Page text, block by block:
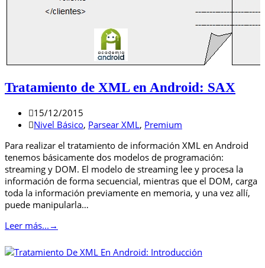
Tratamiento de XML en Android: SAX
15/12/2015
Nivel Básico, Parsear XML, Premium
Para realizar el tratamiento de información XML en Android
tenemos básicamente dos modelos de programación:
streaming y DOM. El modelo de streaming lee y procesa la
información de forma secuencial, mientras que el DOM, carga
toda la información previamente en memoria, y una vez allí,
puede manipularla…
Leer más... →